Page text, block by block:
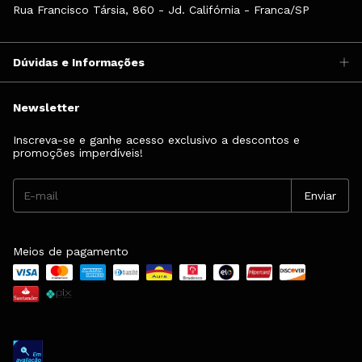
Rua Francisco Társia, 860 - Jd. Califórnia - Franca/SP
Dúvidas e Informações
Newsletter
Inscreva-se e ganhe acesso exclusivo a descontos e
promoções imperdíveis!
Meios de pagamento